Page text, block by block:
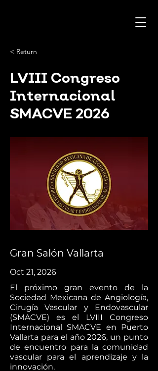
< Return
LVIII Congreso
Internacional
SMACVE 2026
Gran Salón Vallarta
Oct 21, 2026
El próximo gran evento de la
Sociedad Mexicana de Angiología,
Cirugía Vascular y Endovascular
(SMACVE) es el LVIII Congreso
Internacional SMACVE en Puerto
Vallarta para el año 2026, un punto
de encuentro para la comunidad
vascular para el aprendizaje y la
innovación.